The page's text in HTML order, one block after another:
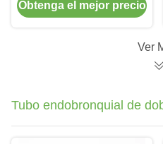
Blocker Tube for One-
Obtenga el mejor precio
Ver
Tubo endobronquial de